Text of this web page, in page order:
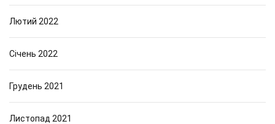
Лютий 2022
Січень 2022
Грудень 2021
Листопад 2021